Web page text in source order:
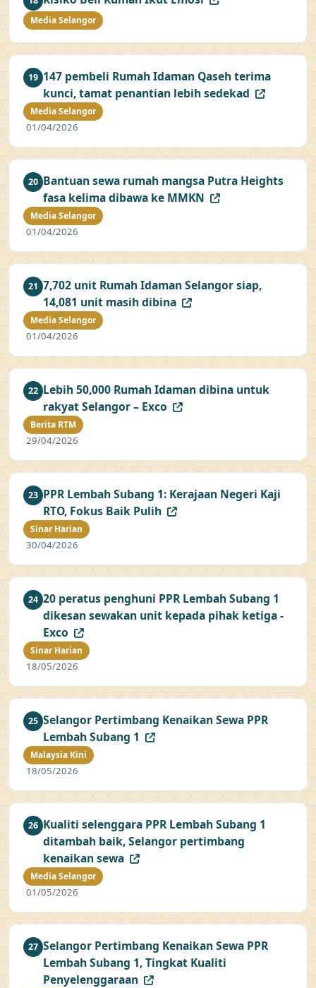
Media Selangor
19 147 pembeli Rumah Idaman Qaseh terima
kunci, tamat penantian lebih sedekad
Media Selangor
01/04/2026
20 Bantuan sewa rumah mangsa Putra Heights
fasa kelima dibawa ke MMKN
Media Selangor
01/04/2026
21 7,702 unit Rumah Idaman Selangor siap,
14,081 unit masih dibina
Media Selangor
01/04/2026
22 Lebih 50,000 Rumah Idaman dibina untuk
rakyat Selangor – Exco
Berita RTM
29/04/2026
23 PPR Lembah Subang 1: Kerajaan Negeri Kaji
RTO, Fokus Baik Pulih
Sinar Harian
30/04/2026
24 20 peratus penghuni PPR Lembah Subang 1
dikesan sewakan unit kepada pihak ketiga -
Exco
Sinar Harian
18/05/2026
25 Selangor Pertimbang Kenaikan Sewa PPR
Lembah Subang 1
Malaysia Kini
18/05/2026
26 Kualiti selenggara PPR Lembah Subang 1
ditambah baik, Selangor pertimbang
kenaikan sewa
Media Selangor
01/05/2026
27 Selangor Pertimbang Kenaikan Sewa PPR
Lembah Subang 1, Tingkat Kualiti
Penyelenggaraan